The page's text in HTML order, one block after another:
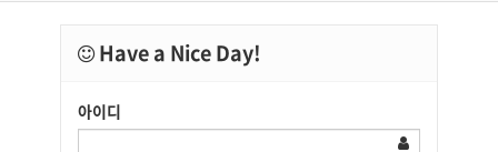
Have a Nice Day!
아이디